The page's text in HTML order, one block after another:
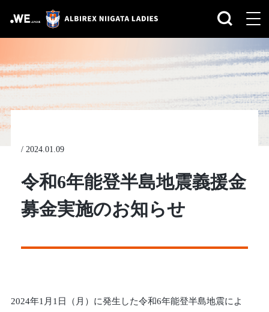
/ 2024.01.09
令和6年能登半島地震義援金
募金実施のお知らせ
2024年1月1日（月）に発生した令和6年能登半島地震によ